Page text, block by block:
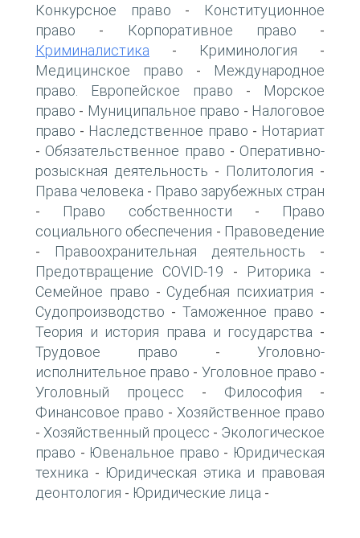
Конкурсное право -
Конституционное
право - Корпоративное право -
Криминалистика - Криминология -
Медицинское право -
Международное
право. Европейское право -
Морское
право - Муниципальное право - Налоговое
право - Наследственное право - Нотариат
- Обязательственное право - Оперативно-
розыскная деятельность - Политология -
Права человека - Право зарубежных стран
- Право собственности -
Право
социального обеспечения - Правоведение
- Правоохранительная деятельность -
Предотвращение COVID-19 - Риторика -
Семейное право - Судебная психиатрия -
Судопроизводство - Таможенное право -
Теория и история права и государства -
Трудовое право -Уголовно-
исполнительное право - Уголовное право -
Уголовный процесс - Философия -
Финансовое право - Хозяйственное право
- Хозяйственный процесс - Экологическое
право - Ювенальное право - Юридическая
техника - Юридическая этика и правовая
деонтология - Юридические лица -